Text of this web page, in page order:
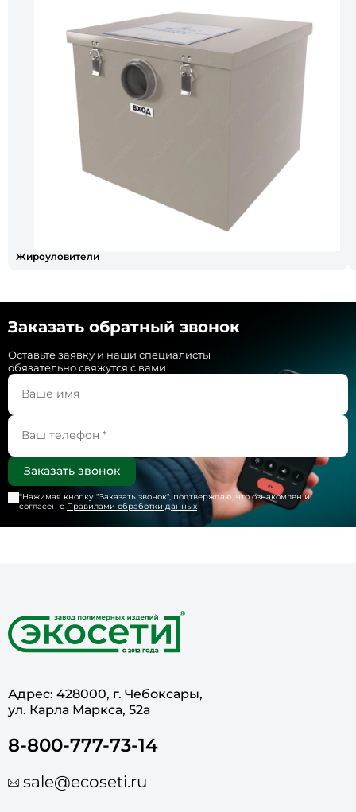
Жироуловители
Заказать обратный звонок
Оставьте заявку и наши специалисты
обязательно свяжутся с вами
*Нажимая кнопку "Заказать звонок", подтверждаю, что ознакомлен и
согласен с Правилами обработки данных
Адрес: 428000, г. Чебоксары,
ул. Карла Маркса, 52а
8-800-777-73-14
sale@ecoseti.ru